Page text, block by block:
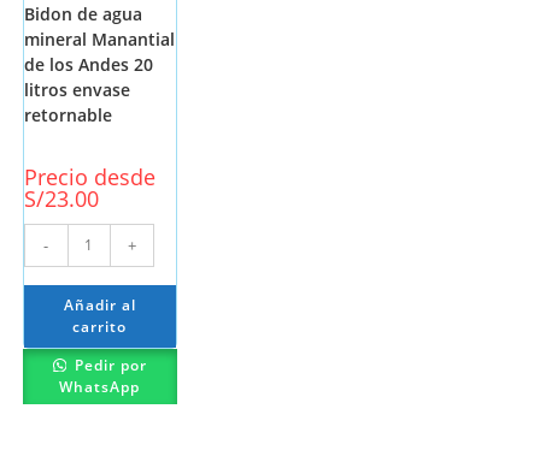
Bidon de agua
mineral Manantial
de los Andes 20
litros envase
retornable
Precio desde
S/23.00
- +
Añadir al
carrito
Pedir por
WhatsApp